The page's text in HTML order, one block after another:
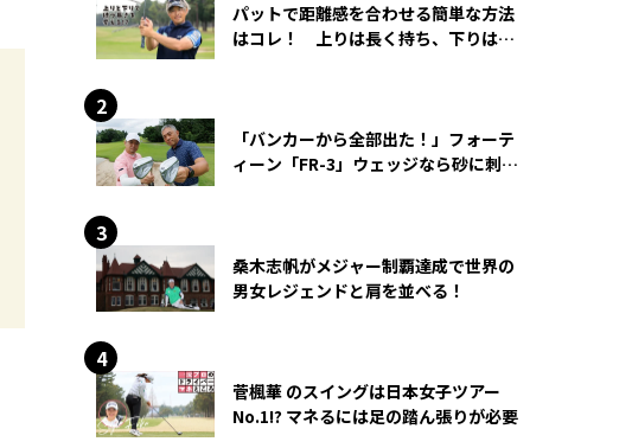
パットで距離感を合わせる簡単な方法
はコレ！ 上りは長く持ち、下りは短
「バンカーから全部出た！」フォーテ
ィーン「FR-3」ウェッジなら砂に刺さ
桑木志帆がメジャー制覇達成で世界の
男女レジェンドと肩を並べる！
菅楓華 のスイングは日本女子ツアー
No.1!? マネるには足の踏ん張りが必要